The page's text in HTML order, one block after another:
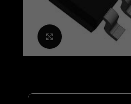
Клацніть, щоб збільшити